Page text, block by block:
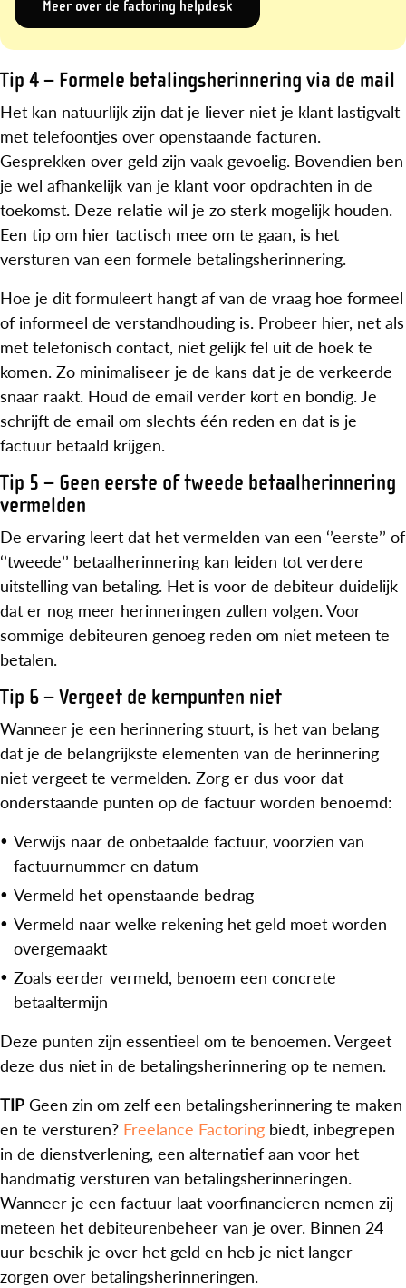
Meer over de factoring helpdesk
Tip 4 – Formele betalingsherinnering via de mail
Het kan natuurlijk zijn dat je liever niet je klant lastigvalt
met telefoontjes over openstaande facturen.
Gesprekken over geld zijn vaak gevoelig. Bovendien ben
je wel afhankelijk van je klant voor opdrachten in de
toekomst. Deze relatie wil je zo sterk mogelijk houden.
Een tip om hier tactisch mee om te gaan, is het
versturen van een formele betalingsherinnering.
Hoe je dit formuleert hangt af van de vraag hoe formeel
of informeel de verstandhouding is. Probeer hier, net als
met telefonisch contact, niet gelijk fel uit de hoek te
komen. Zo minimaliseer je de kans dat je de verkeerde
snaar raakt. Houd de email verder kort en bondig. Je
schrijft de email om slechts één reden en dat is je
factuur betaald krijgen.
Tip 5 – Geen eerste of tweede betaalherinnering
vermelden
De ervaring leert dat het vermelden van een ‘’eerste’’ of
‘’tweede’’ betaalherinnering kan leiden tot verdere
uitstelling van betaling. Het is voor de debiteur duidelijk
dat er nog meer herinneringen zullen volgen. Voor
sommige debiteuren genoeg reden om niet meteen te
betalen.
Tip 6 – Vergeet de kernpunten niet
Wanneer je een herinnering stuurt, is het van belang
dat je de belangrijkste elementen van de herinnering
niet vergeet te vermelden. Zorg er dus voor dat
onderstaande punten op de factuur worden benoemd:
Verwijs naar de onbetaalde factuur, voorzien van
factuurnummer en datum
Vermeld het openstaande bedrag
Vermeld naar welke rekening het geld moet worden
overgemaakt
Zoals eerder vermeld, benoem een concrete
betaaltermijn
Deze punten zijn essentieel om te benoemen. Vergeet
deze dus niet in de betalingsherinnering op te nemen.
TIP Geen zin om zelf een betalingsherinnering te maken
en te versturen? Freelance Factoring biedt, inbegrepen
in de dienstverlening, een alternatief aan voor het
handmatig versturen van betalingsherinneringen.
Wanneer je een factuur laat voorfinancieren nemen zij
meteen het debiteurenbeheer van je over. Binnen 24
uur beschik je over het geld en heb je niet langer
zorgen over betalingsherinneringen.